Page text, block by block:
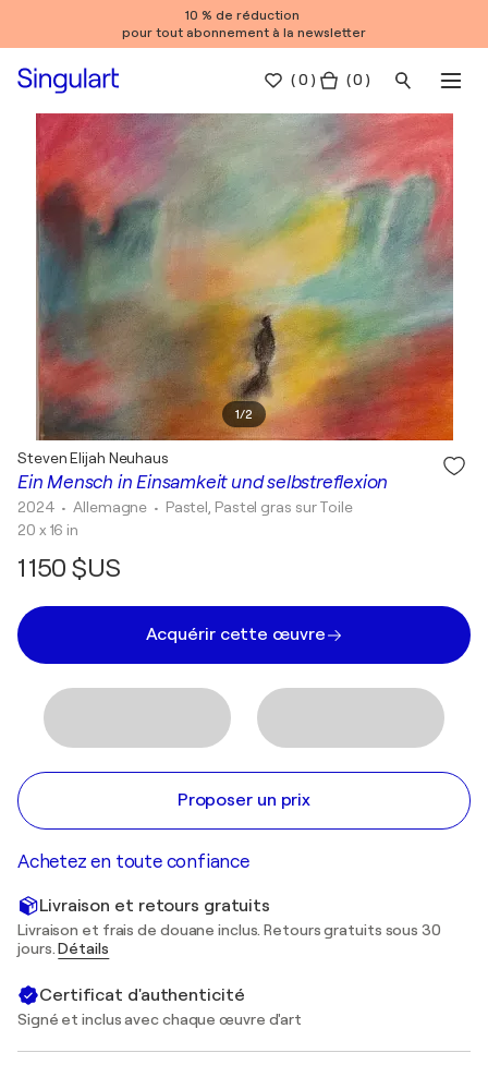
10 % de réduction
pour tout abonnement à la newsletter
(0 ) ( 0 )
1/2
Ein Mensch in Einsamkeit und selbstreflexion
Steven Elijah Neuhaus
2024 • Allemagne • Pastel, Pastel gras sur Toile
20 x 16 in
1 150 $US
Acquérir cette œuvre
Proposer un prix
Achetez en toute confiance
Livraison et retours gratuits
Livraison et frais de douane inclus. Retours gratuits sous 30
jours.Détails
Certificat d'authenticité
Signé et inclus avec chaque œuvre d'art